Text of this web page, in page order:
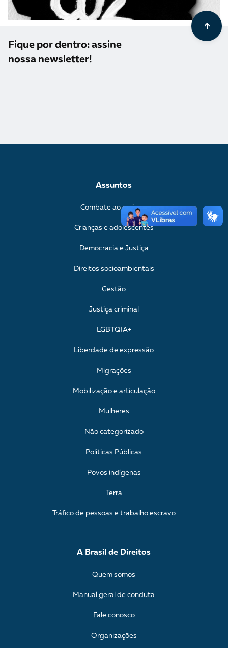
Fique por dentro: assine
nossa newsletter!
A Brasil de Direitos
Quem somos
Manual geral de conduta
Fale conosco
Organizações
Assuntos
Combate ao racismo
Crianças e adolescentes
Democracia e Justiça
Direitos socioambientais
Gestão
Justiça criminal
LGBTQIA+
Liberdade de expressão
Migrações
Mobilização e articulação
Mulheres
Não categorizado
Políticas Públicas
Povos indígenas
Terra
Tráfico de pessoas e trabalho escravo